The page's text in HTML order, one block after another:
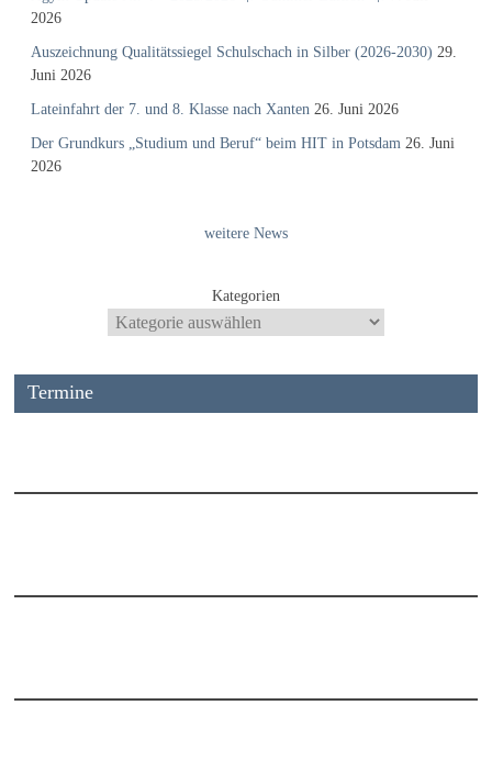
2026
Auszeichnung Qualitätssiegel Schulschach in Silber (2026-2030) 29.
Juni 2026
Lateinfahrt der 7. und 8. Klasse nach Xanten 26. Juni 2026
Der Grundkurs „Studium und Beruf“ beim HIT in Potsdam 26. Juni
2026
weitere News
Kategorien
Termine